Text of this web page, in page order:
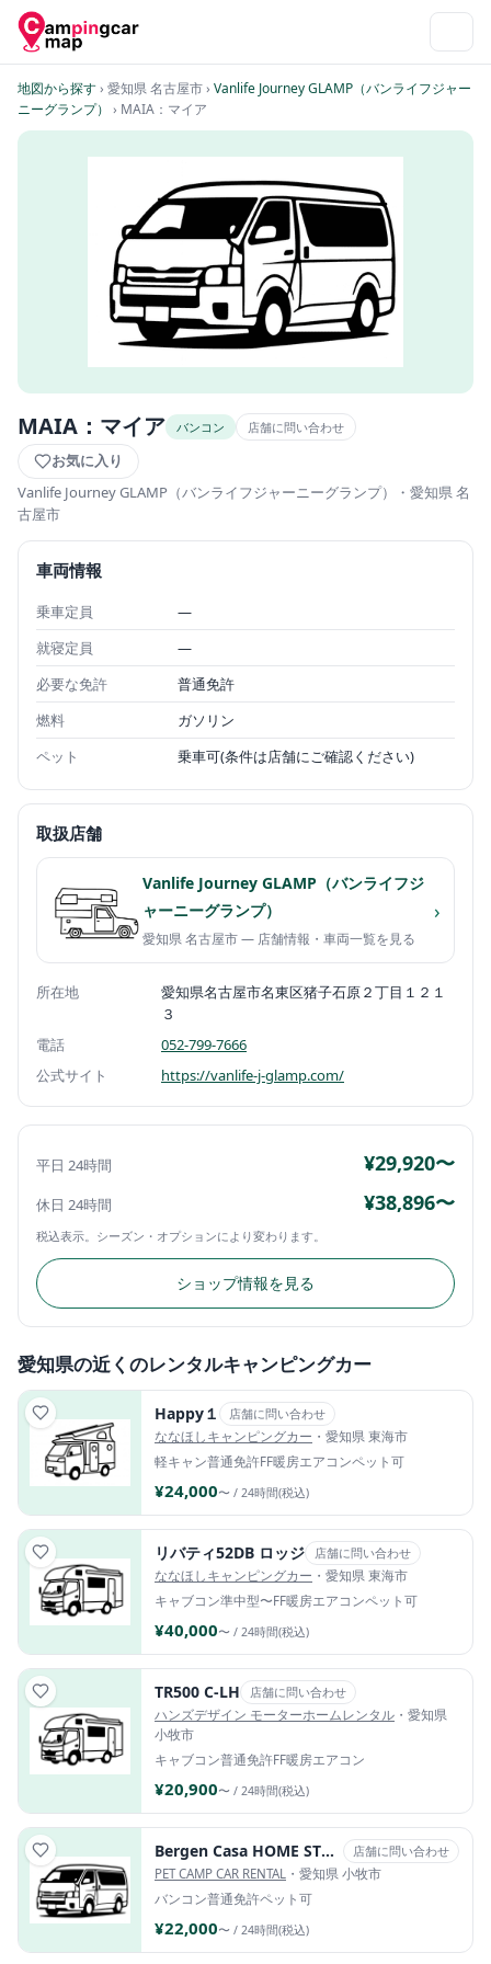
地図から探す› 愛知県 名古屋市› Vanlife Journey GLAMP（バンライフジャー
ニーグランプ） › MAIA：マイア
MAIA：マイア バンコン 店舗に問い合わせ
お気に入り
Vanlife Journey GLAMP（バンライフジャーニーグランプ）
・愛知県 名
古屋市
車両情報
乗車定員
—
就寝定員
—
必要な免許
普通免許
燃料
ガソリン
ペット
乗車可(条件は店舗にご確認ください)
取扱店舗
Vanlife Journey GLAMP（バンライフジ
ャーニーグランプ）
愛知県 名古屋市 — 店舗情報・車両一覧を見る
›
所在地
愛知県名古屋市名東区猪子石原２丁目１２１
３
電話
052-799-7666
公式サイト
https://vanlife-j-glamp.com/
平日 24時間 ¥29,920〜
休日 24時間 ¥38,896〜
税込表示。シーズン・オプションにより変わります。
ショップ情報を見る
愛知県の近くのレンタルキャンピングカー
Happy１ 店舗に問い合わせ
ななほしキャンピングカー ・愛知県 東海市
軽キャン普通免許FF暖房エアコンペット可
¥24,000〜 / 24時間(税込)
リバティ52DB ロッジ 店舗に問い合わせ
ななほしキャンピングカー ・愛知県 東海市
キャブコン準中型〜FF暖房エアコンペット可
¥40,000〜 / 24時間(税込)
TR500 C-LH 店舗に問い合わせ
ハンズデザイン モーターホームレンタル ・愛知県
小牧市
キャブコン普通免許FF暖房エアコン
¥20,900〜 / 24時間(税込)
Bergen Casa HOME STYLE EDITION 店舗に問い合わせ
PET CAMP CAR RENTAL ・愛知県 小牧市
バンコン普通免許ペット可
¥22,000〜 / 24時間(税込)